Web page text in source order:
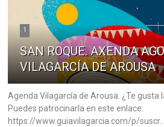
1
SAN ROQUE. AXENDA
VILAGARCÍA DE AROUSA
Agenda Vilagarcía de Arousa. ¿Te gusta
Puedes patrocinarla en este enlace:
https://www.guiavilagarcia.com/p/suscr...